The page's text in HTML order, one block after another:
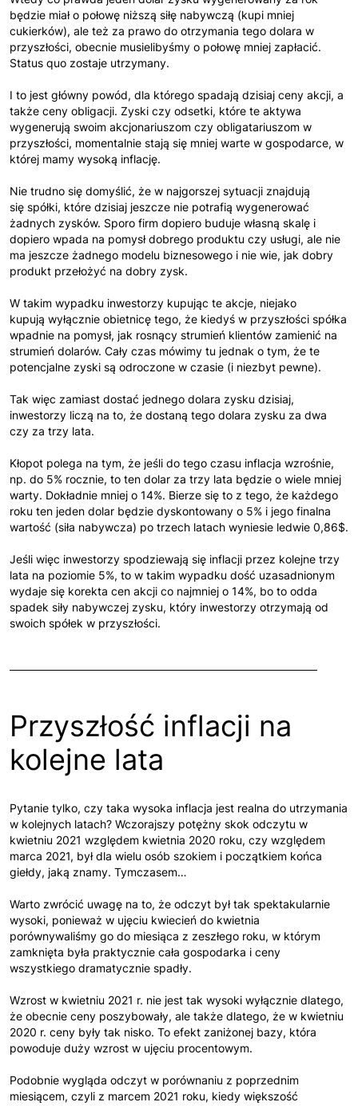
będzie miał o połowę niższą siłę nabywczą (kupi mniej
cukierków), ale też za prawo do otrzymania tego dolara w
przyszłości, obecnie musielibyśmy o połowę mniej zapłacić.
Status quo zostaje utrzymany.
I to jest główny powód, dla którego spadają dzisiaj ceny akcji, a
także ceny obligacji. Zyski czy odsetki, które te aktywa
wygenerują swoim akcjonariuszom czy obligatariuszom w
przyszłości, momentalnie stają się mniej warte w gospodarce, w
której mamy wysoką inflację.
Nie trudno się domyślić, że w najgorszej sytuacji znajdują
się spółki, które dzisiaj jeszcze nie potrafią wygenerować
żadnych zysków. Sporo firm dopiero buduje własną skalę i
dopiero wpada na pomysł dobrego produktu czy usługi, ale nie
ma jeszcze żadnego modelu biznesowego i nie wie, jak dobry
produkt przełożyć na dobry zysk.
W takim wypadku inwestorzy kupując te akcje, niejako
kupują wyłącznie obietnicę tego, że kiedyś w przyszłości spółka
wpadnie na pomysł, jak rosnący strumień klientów zamienić na
strumień dolarów. Cały czas mówimy tu jednak o tym, że te
potencjalne zyski są odroczone w czasie (i niezbyt pewne).
Tak więc zamiast dostać jednego dolara zysku dzisiaj,
inwestorzy liczą na to, że dostaną tego dolara zysku za dwa
czy za trzy lata.
Kłopot polega na tym, że jeśli do tego czasu inflacja wzrośnie,
np. do 5% rocznie, to ten dolar za trzy lata będzie o wiele mniej
warty. Dokładnie mniej o 14%. Bierze się to z tego, że każdego
roku ten jeden dolar będzie dyskontowany o 5% i jego finalna
wartość (siła nabywcza) po trzech latach wyniesie ledwie 0,86$.
Jeśli więc inwestorzy spodziewają się inflacji przez kolejne trzy
lata na poziomie 5%, to w takim wypadku dość uzasadnionym
wydaje się korekta cen akcji co najmniej o 14%, bo to odda
spadek siły nabywczej zysku, który inwestorzy otrzymają od
swoich spółek w przyszłości.
Przyszłość inflacji na
kolejne lata
Pytanie tylko, czy taka wysoka inflacja jest realna do utrzymania
w kolejnych latach? Wczorajszy potężny skok odczytu w
kwietniu 2021 względem kwietnia 2020 roku, czy względem
marca 2021, był dla wielu osób szokiem i początkiem końca
giełdy, jaką znamy. Tymczasem…
Warto zwrócić uwagę na to, że odczyt był tak spektakularnie
wysoki, ponieważ w ujęciu kwiecień do kwietnia
porównywaliśmy go do miesiąca z zeszłego roku, w którym
zamknięta była praktycznie cała gospodarka i ceny
wszystkiego dramatycznie spadły.
Wzrost w kwietniu 2021 r. nie jest tak wysoki wyłącznie dlatego,
że obecnie ceny poszybowały, ale także dlatego, że w kwietniu
2020 r. ceny były tak nisko. To efekt zaniżonej bazy, która
powoduje duży wzrost w ujęciu procentowym.
Podobnie wygląda odczyt w porównaniu z poprzednim
miesiącem, czyli z marcem 2021 roku, kiedy większość